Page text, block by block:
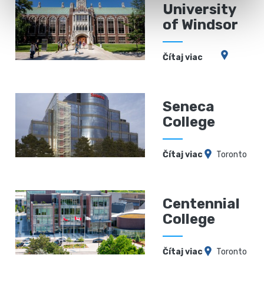
University
of Windsor
Čítaj viac
Seneca
College
Čítaj viac Toronto
Centennial
College
Čítaj viac Toronto